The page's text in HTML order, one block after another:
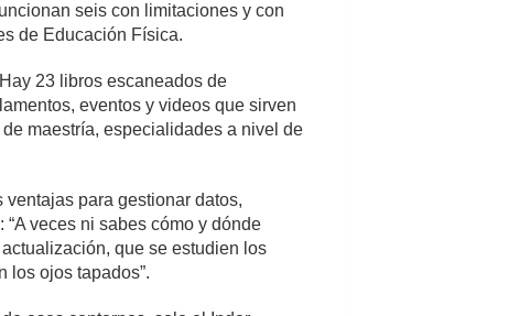
seis con limitaciones y con
de Educación Física.
23 libros escaneados de
eventos y videos que sirven
maestría, especialidades a nivel de
para gestionar datos,
veces ni sabes cómo y dónde
que se estudien los
los ojos tapados”.